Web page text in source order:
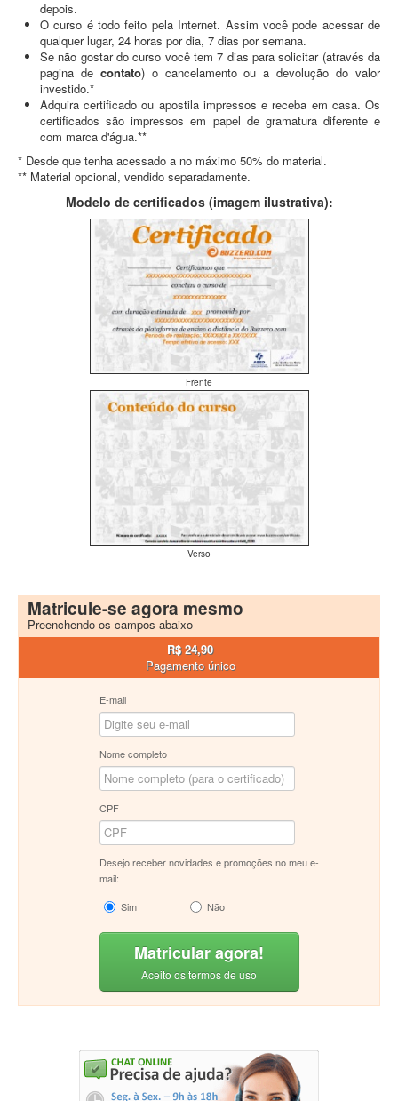
depois.
O curso é todo feito pela Internet. Assim você pode acessar de
qualquer lugar, 24 horas por dia, 7 dias por semana.
Se não gostar do curso você tem 7 dias para solicitar (através da
pagina de contato) o cancelamento ou a devolução do valor
investido.*
Adquira certificado ou apostila impressos e receba em casa. Os
certificados são impressos em papel de gramatura diferente e
com marca d'água.**
* Desde que tenha acessado a no máximo 50% do material.
** Material opcional, vendido separadamente.
Modelo de certificados (imagem ilustrativa):
Frente
Verso
Matricule-se agora mesmo
Preenchendo os campos abaixo
R$ 24,90
Pagamento único
E-mail
Nome completo
CPF
Desejo receber novidades e promoções no meu e-
mail:
Sim
Não
Matricular agora!
Aceito os termos de uso